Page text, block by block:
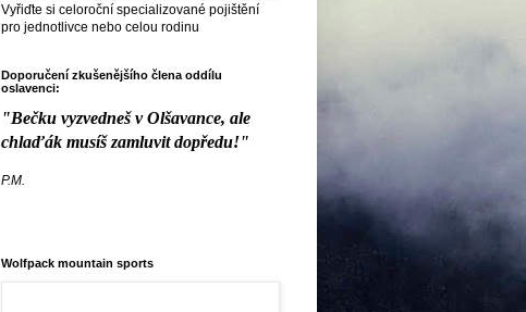
Vyřiďte si celoroční specializované pojištění
pro jednotlivce nebo celou rodinu
Doporučení zkušenějšího člena oddílu
oslavenci:
"Bečku vyzvedneš v Olšavance, ale
chlaďák musíš zamluvit dopředu!"
P.M.
Wolfpack mountain sports